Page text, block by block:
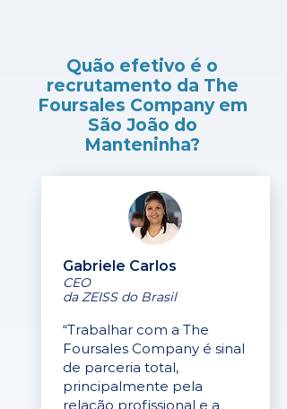
Quão efetivo é o
recrutamento da The
Foursales Company em
São João do
Manteninha?
Gabriele Carlos
CEO
da ZEISS do Brasil
“Trabalhar com a The
Foursales Company é sinal
de parceria total,
principalmente pela
relação profissional e a